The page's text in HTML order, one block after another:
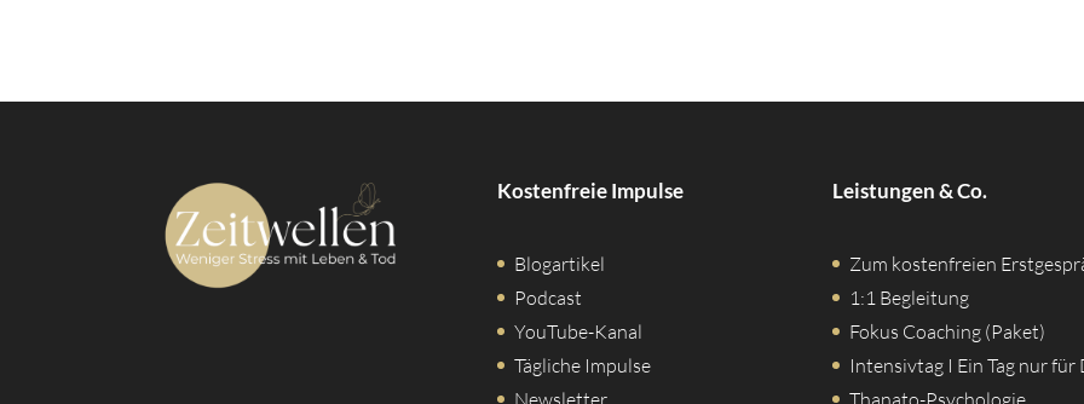
Kostenfreie Impulse
Blogartikel
Podcast
YouTube-Kanal
Tägliche Impulse
Newsletter
Leistungen & Co.
Zum kostenfreien
1:1 Begleitung
Fokus Coaching (Paket)
Intensivtag I Ein Tag nur für
Thanato-Psychologie